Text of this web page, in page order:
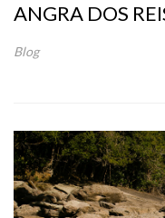
ANGRA DOS
Blog